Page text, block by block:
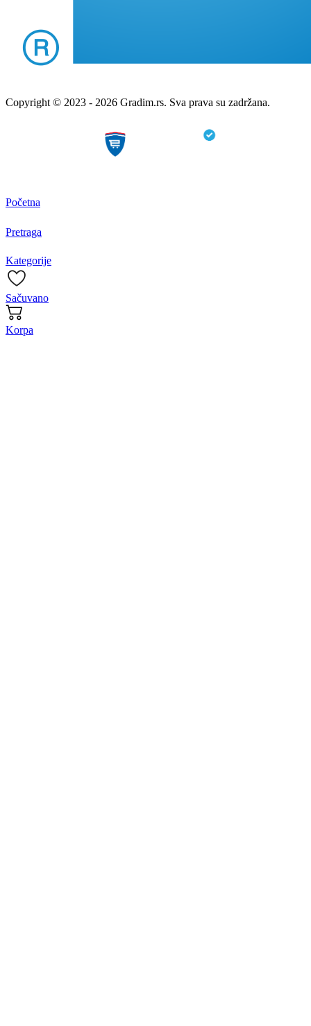
Copyright © 2023 - 2026 Gradim.rs. Sva prava su zadržana.
Početna
Pretraga
Kategorije
Sačuvano
Korpa